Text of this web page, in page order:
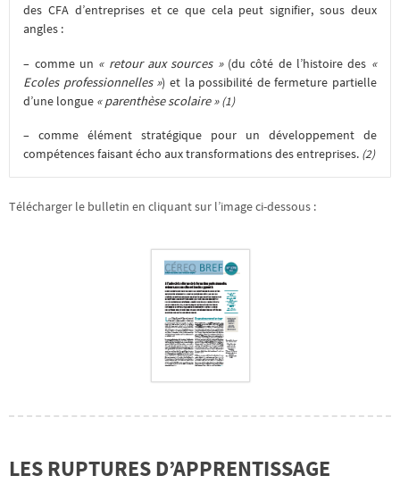
des CFA d’entreprises et ce que cela peut signifier, sous deux
angles :
– comme un « retour aux sources »(du côté de l’histoire des «
Ecoles professionnelles ») et la possibilité de fermeture partielle
d’une longue « parenthèse scolaire »(1)
– comme élément stratégique pour un développement de
compétences faisant écho aux transformations des entreprises. (2)
Télécharger le bulletin en cliquant sur l’image ci-dessous :
LES RUPTURES D’APPRENTISSAGE